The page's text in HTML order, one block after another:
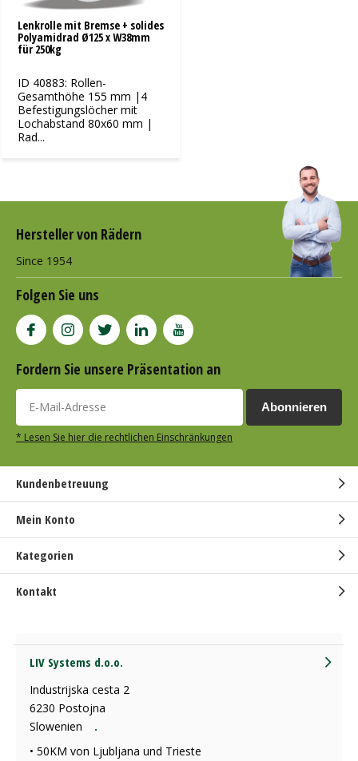
Lenkrolle mit Bremse + solides
Polyamidrad Ø125 x W38mm
für 250kg
ID 40883: Rollen-
Gesamthöhe 155 mm |4
Befestigungslöcher mit
Lochabstand 80x60 mm |
Rad...
Hersteller von Rädern
Since 1954
Folgen Sie uns
Fordern Sie unsere Präsentation an
Abonnieren
* Lesen Sie hier die rechtlichen Einschränkungen
Kundenbetreuung
Mein Konto
Kategorien
Kontakt
LIV Systems d.o.o.
Industrijska cesta 2
6230 Postojna
Slowenien
.
• 50KM von Ljubljana und Trieste